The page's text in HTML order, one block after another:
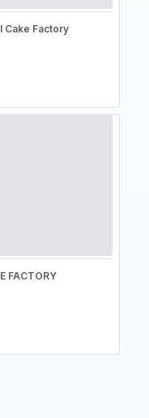
Cake Factory
FACTORY